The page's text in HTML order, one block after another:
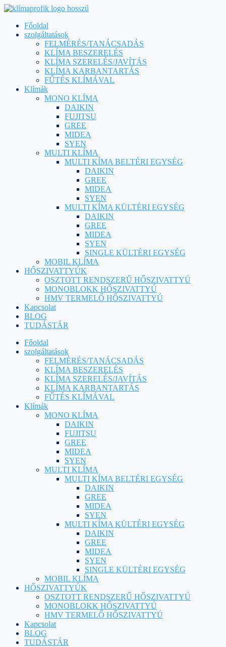
Főoldal
szolgáltatások
FELMÉRÉS/TANÁCSADÁS
KLÍMA BESZERELÉS
KLÍMA SZERELÉS/JAVÍTÁS
KLÍMA KARBANTARTÁS
FŰTÉS KLÍMÁVAL
Klímák
MONO KLÍMA
DAIKIN
FUJITSU
GREE
MIDEA
SYEN
MULTI KLÍMA
MULTI KÍMA BELTÉRI EGYSÉG
DAIKIN
GREE
MIDEA
SYEN
MULTI KÍMA KÜLTÉRI EGYSÉG
DAIKIN
GREE
MIDEA
SYEN
SINGLE KÜLTÉRI EGYSÉG
MOBIL KLÍMA
HŐSZIVATTYÚK
OSZTOTT RENDSZERŰ HŐSZIVATTYÚ
MONOBLOKK HŐSZIVATTYÚ
HMV TERMELŐ HŐSZIVATTYÚ
Kapcsolat
BLOG
TUDÁSTÁR
Főoldal
szolgáltatások
FELMÉRÉS/TANÁCSADÁS
KLÍMA BESZERELÉS
KLÍMA SZERELÉS/JAVÍTÁS
KLÍMA KARBANTARTÁS
FŰTÉS KLÍMÁVAL
Klímák
MONO KLÍMA
DAIKIN
FUJITSU
GREE
MIDEA
SYEN
MULTI KLÍMA
MULTI KÍMA BELTÉRI EGYSÉG
DAIKIN
GREE
MIDEA
SYEN
MULTI KÍMA KÜLTÉRI EGYSÉG
DAIKIN
GREE
MIDEA
SYEN
SINGLE KÜLTÉRI EGYSÉG
MOBIL KLÍMA
HŐSZIVATTYÚK
OSZTOTT RENDSZERŰ HŐSZIVATTYÚ
MONOBLOKK HŐSZIVATTYÚ
HMV TERMELŐ HŐSZIVATTYÚ
Kapcsolat
BLOG
TUDÁSTÁR